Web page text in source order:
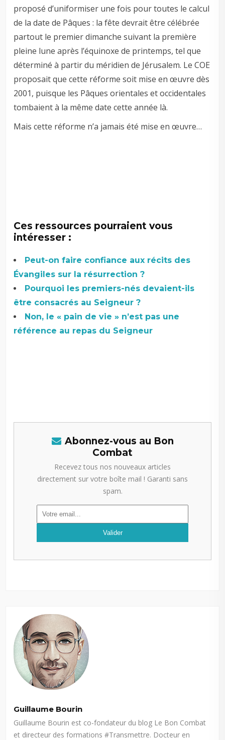
proposé d’uniformiser une fois pour toutes le calcul
de la date de Pâques : la fête devrait être célébrée
partout le premier dimanche suivant la première
pleine lune après l’équinoxe de printemps, tel que
déterminé à partir du méridien de Jérusalem. Le COE
proposait que cette réforme soit mise en œuvre dès
2001, puisque les Pâques orientales et occidentales
tombaient à la même date cette année là.
Mais cette réforme n’a jamais été mise en œuvre…
Ces ressources pourraient vous
intéresser :
Peut-on faire confiance aux récits des
Évangiles sur la résurrection ?
Pourquoi les premiers-nés devaient-ils
être consacrés au Seigneur ?
Non, le « pain de vie » n’est pas une
référence au repas du Seigneur
Abonnez-vous au Bon
Combat
Recevez tous nos nouveaux articles
directement sur votre boîte mail ! Garanti sans
spam.
Guillaume Bourin
Guillaume Bourin est co-fondateur du blog Le Bon Combat
et directeur des formations #Transmettre. Docteur en